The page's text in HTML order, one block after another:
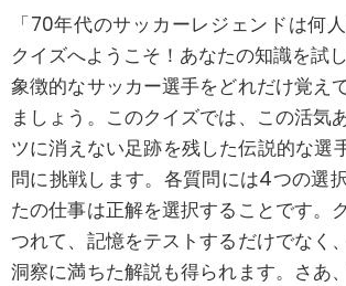
「70年代のサッカーレジェンドは何
クイズへようこそ！あなたの知識を試
象徴的なサッカー選手をどれだけ覚え
ましょう。このクイズでは、この活気
ツに消えない足跡を残した伝説的な選
問に挑戦します。各質問には4つの選
たの仕事は正解を選択することです。
つれて、記憶をテストするだけでなく
洞察に満ちた解説も得られます。さあ